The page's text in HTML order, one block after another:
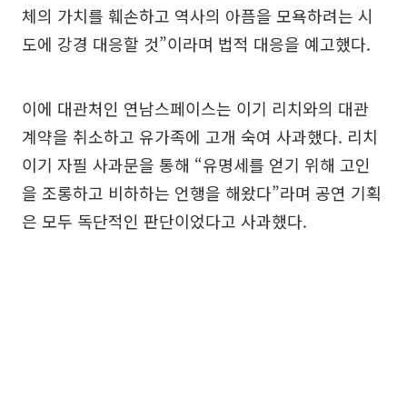
체의 가치를 훼손하고 역사의 아픔을 모욕하려는 시
도에 강경 대응할 것”이라며 법적 대응을 예고했다.
이에 대관처인 연남스페이스는 이기 리치와의 대관
계약을 취소하고 유가족에 고개 숙여 사과했다. 리치
이기 자필 사과문을 통해 “유명세를 얻기 위해 고인
을 조롱하고 비하하는 언행을 해왔다”라며 공연 기획
은 모두 독단적인 판단이었다고 사과했다.